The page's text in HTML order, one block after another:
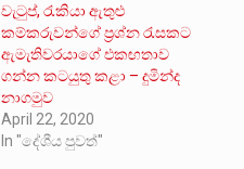
වැටුප්, රැකියා ඇතුළු
කම්කරුවන්ගේ ප්‍රශ්න රැසකට
ඇමැතිවරයාගේ එකඟතාව
ගන්න කටයුතු කළා – දුමින්ද
නාගමුව
April 22, 2020
In "දේශීය පුවත්"